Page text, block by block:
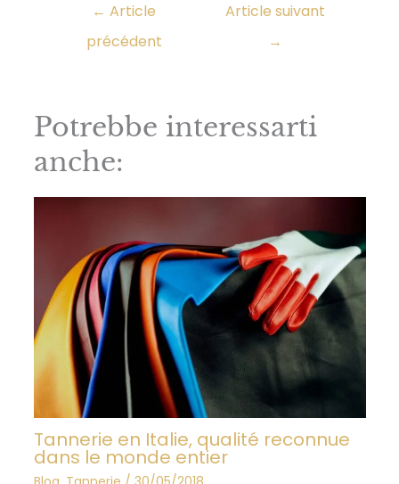
← Article
précédent
Article suivant
→
Potrebbe interessarti
anche:
Tannerie en Italie, qualité reconnue
dans le monde entier